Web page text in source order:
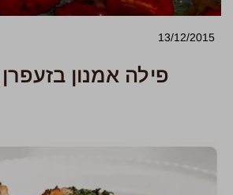
13/12/2015
פילה אמנון